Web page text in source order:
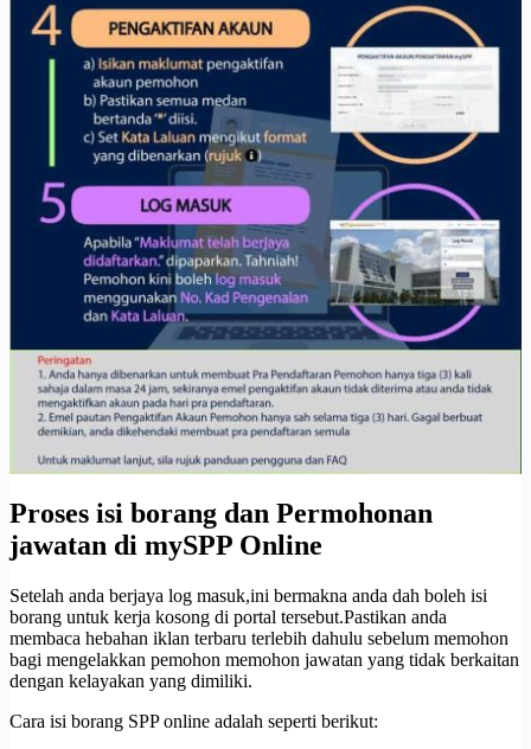
Proses isi borang dan Permohonan
jawatan di mySPP Online
Setelah anda berjaya log masuk,ini bermakna anda dah boleh isi
borang untuk kerja kosong di portal tersebut.Pastikan anda
membaca hebahan iklan terbaru terlebih dahulu sebelum memohon
bagi mengelakkan pemohon memohon jawatan yang tidak berkaitan
dengan kelayakan yang dimiliki.
Cara isi borang SPP online adalah seperti berikut: